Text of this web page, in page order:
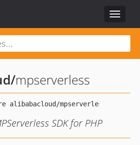
Toggle
/mpserverless
SDK for PHP